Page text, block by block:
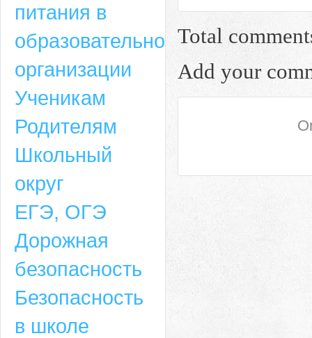
Total
Add your
питания в
образовательной
организации
Ученикам
Родителям
Школьный
округ
ЕГЭ, ОГЭ
Дорожная
безопасность
Безопасность
в школе